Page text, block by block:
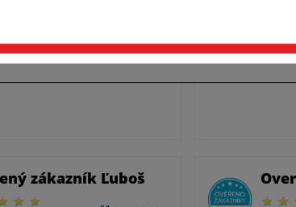
zákazník Ľuboš